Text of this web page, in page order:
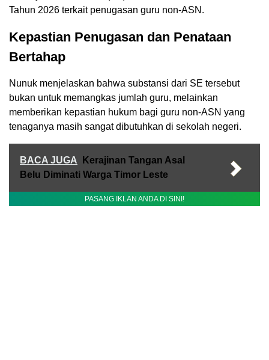
Tahun 2026 terkait penugasan guru non-ASN.
Kepastian Penugasan dan Penataan
Bertahap
Nunuk menjelaskan bahwa substansi dari SE tersebut
bukan untuk memangkas jumlah guru, melainkan
memberikan kepastian hukum bagi guru non-ASN yang
tenaganya masih sangat dibutuhkan di sekolah negeri.
BACA JUGA
Kerajinan Tangan Asal
Belu Diminati Warga Timor Leste
PASANG IKLAN ANDA DI SINI!